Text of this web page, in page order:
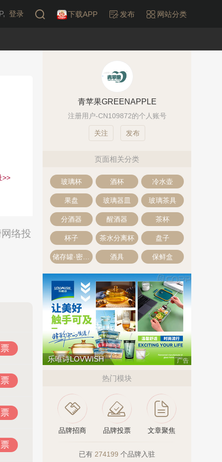
登录 下载APP 发布 网站分类
>>
络投
青苹果GREENAPPLE
注册用户-CN109872的个人账号
发布
页面相关分类
玻璃杯 酒杯 冷水壶
果盘 玻璃器皿 玻璃茶具
分酒器 醒酒器 茶杯
杯子 茶水分离杯 盘子
酒具 保鲜盒
乐唯诗LOVWISH 广告
热门模块
品牌招商 品牌投票 文章聚焦
已有 274199 个品牌入驻